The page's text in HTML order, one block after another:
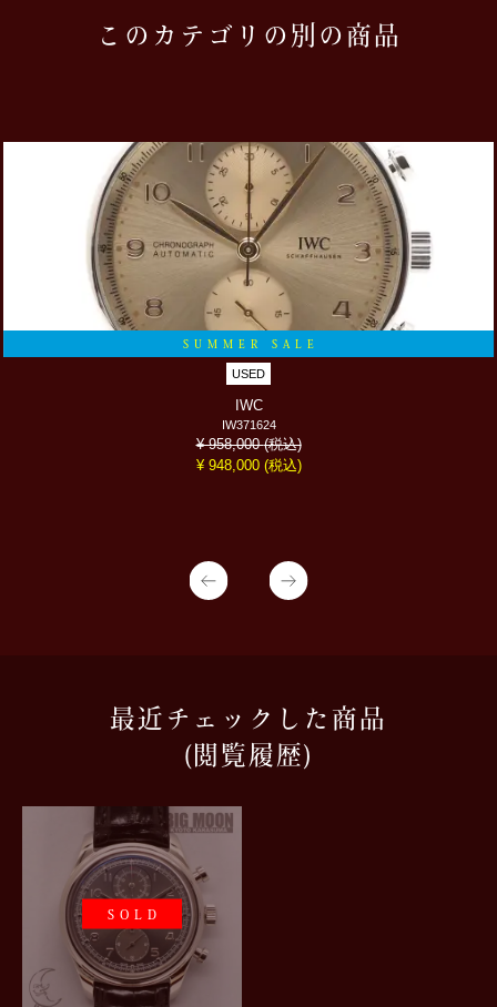
このカテゴリの別の商品
SUMMER SALE
USED
IWC
IW371624
¥ 958,000(税込)
¥ 948,000 (税込)
最近チェックした商品
(閲覧履歴)
SOLD